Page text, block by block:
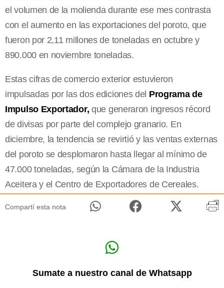
el volumen de la molienda durante ese mes contrasta
con el aumento en las exportaciones del poroto, que
fueron por 2,11 millones de toneladas en octubre y
890.000 en noviembre toneladas.
Estas cifras de comercio exterior estuvieron
impulsadas por las dos ediciones del Programa de
Impulso Exportador, que generaron ingresos récord
de divisas por parte del complejo granario. En
diciembre, la tendencia se revirtió y las ventas externas
del poroto se desplomaron hasta llegar al mínimo de
47.000 toneladas, según la Cámara de la Industria
Aceitera y el Centro de Exportadores de Cereales.
Compartí esta nota
Sumate a nuestro canal de Whatsapp